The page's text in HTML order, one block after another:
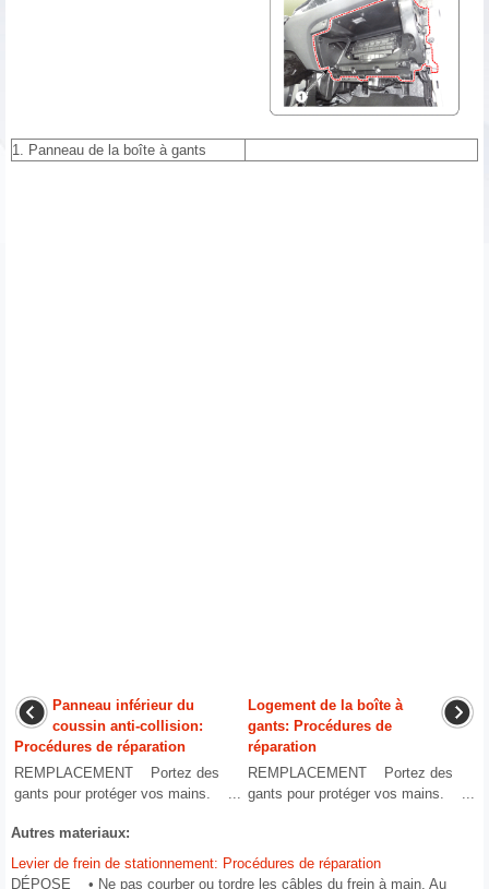
1. Panneau de la boîte à gants
Panneau inférieur du
coussin anti-collision:
Procédures de réparation
REMPLACEMENT Portez des
gants pour protéger vos mains. ...
Logement de la boîte à
gants: Procédures de
réparation
REMPLACEMENT Portez des
gants pour protéger vos mains. ...
Autres materiaux:
Levier de frein de stationnement: Procédures de réparation
DÉPOSE • Ne pas courber ou tordre les câbles du frein à main, Au